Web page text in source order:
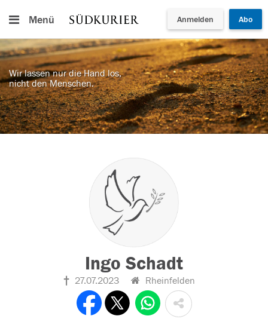
Menü Anmelden Abo
Wir lassen nur die Hand los,
nicht den Menschen.
Ingo Schadt
27.07.2023 Rheinfelden